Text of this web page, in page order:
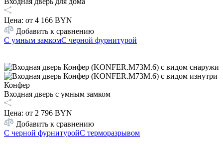
Цена: от 4 166 BYN
Добавить к сравнению
С умным замкомС черной фурнитурой
Конфер
Входная дверь с умным замком
Цена: от 2 796 BYN
Добавить к сравнению
С черной фурнитуройС терморазрывом